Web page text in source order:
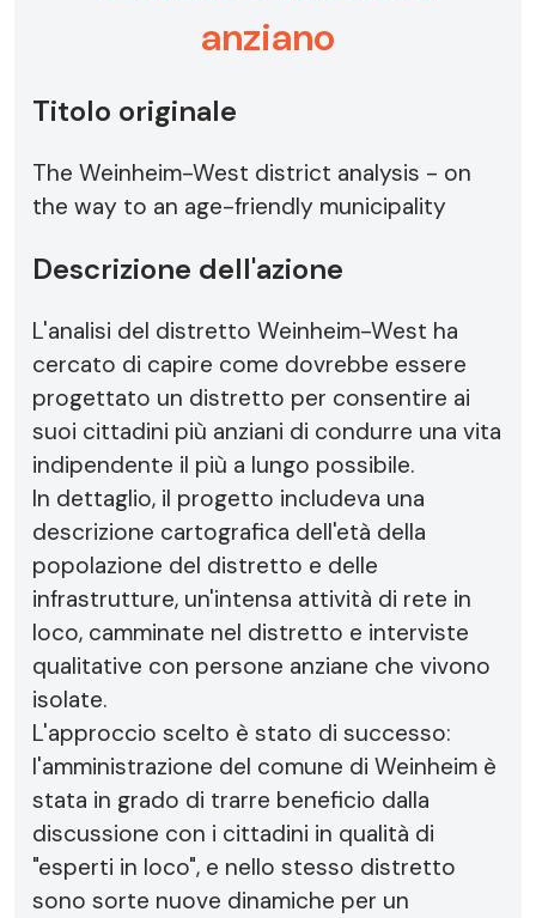
anziano
Titolo originale
The Weinheim-West district analysis - on
the way to an age-friendly municipality
Descrizione dell'azione
L'analisi del distretto Weinheim-West ha
cercato di capire come dovrebbe essere
progettato un distretto per consentire ai
suoi cittadini più anziani di condurre una vita
indipendente il più a lungo possibile.
In dettaglio, il progetto includeva una
descrizione cartografica dell'età della
popolazione del distretto e delle
infrastrutture, un'intensa attività di rete in
loco, camminate nel distretto e interviste
qualitative con persone anziane che vivono
isolate.
L'approccio scelto è stato di successo:
l'amministrazione del comune di Weinheim è
stata in grado di trarre beneficio dalla
discussione con i cittadini in qualità di
"esperti in loco", e nello stesso distretto
sono sorte nuove dinamiche per un